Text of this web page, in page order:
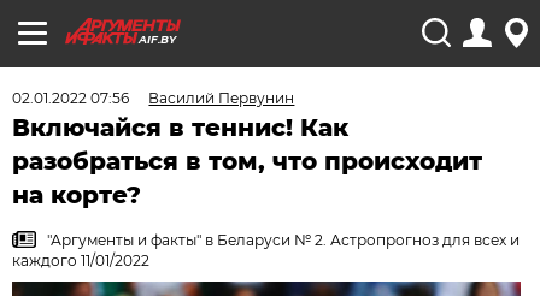
AIF.BY
02.01.2022 07:56 Василий Первунин
Включайся в теннис! Как
разобраться в том, что происходит
на корте?
"Аргументы и факты" в Беларуси № 2. Астропрогноз для всех и
каждого 11/01/2022